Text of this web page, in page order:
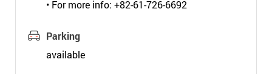
• For more info: +82-61-726-6692
Parking
available